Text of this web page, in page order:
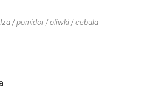
/ pomidor / oliwki / cebula